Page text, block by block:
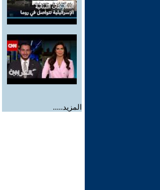
المزيد.....